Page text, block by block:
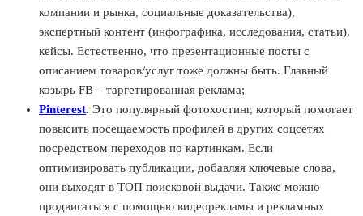
компании и рынка, социальные доказательства),
экспертный контент (инфографика, исследования, статьи),
кейсы. Естественно, что презентационные посты с
описанием товаров/услуг тоже должны быть. Главный
козырь FB – таргетированная реклама;
Pinterest. Это популярный фотохостинг, который помогает
повысить посещаемость профилей в других соцсетях
посредством переходов по картинкам. Если
оптимизировать публикации, добавляя ключевые слова,
они выходят в ТОП поисковой выдачи. Также можно
продвигаться с помощью видеорекламы и рекламных